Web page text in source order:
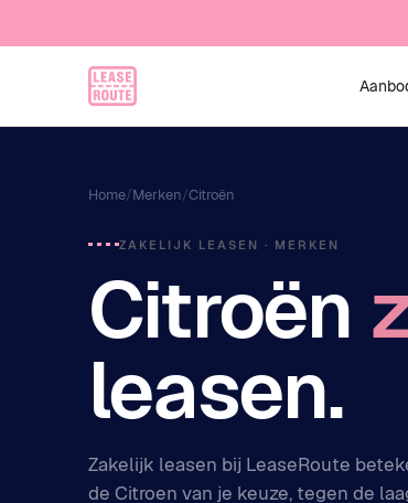
Home/Merken/Citroën
ZAKELIJK LEASEN · MERKEN
Citroën
leasen.
Zakelijk leasen bij LeaseRoute
de Citroen van je keuze, tegen de